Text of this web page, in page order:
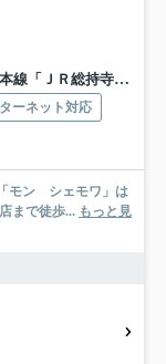
ＪＲ総持寺」駅 徒歩14分
ーネット対応
モン シェモワ」は
まで徒歩... もっと見